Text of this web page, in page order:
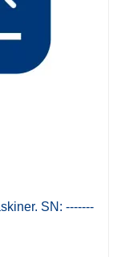
SN: -------